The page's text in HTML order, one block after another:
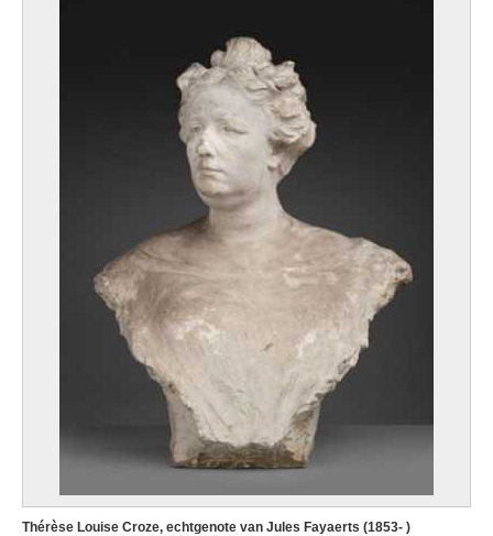
Thérèse Louise Croze, echtgenote van Jules Fayaerts (1853- )